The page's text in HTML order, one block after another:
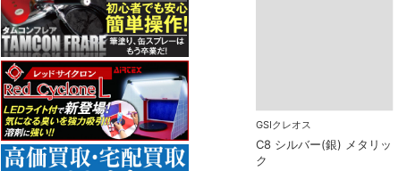
GSIクレオス
C8 シルバー(銀) メタリッ
ク